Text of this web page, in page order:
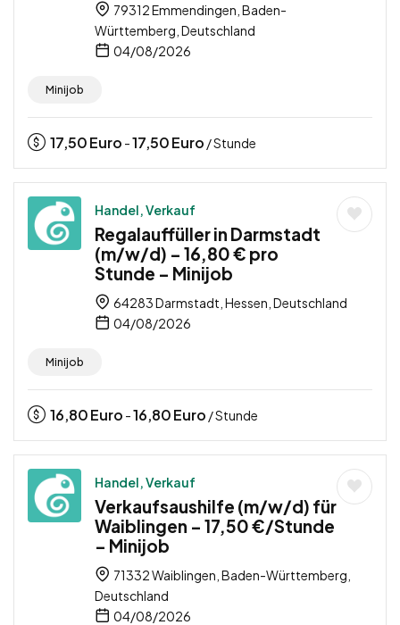
79312 Emmendingen, Baden-
Württemberg, Deutschland
04/08/2026
Minijob
17,50Euro -17,50Euro / Stunde
Handel, Verkauf
Regalauffüller in Darmstadt
(m/w/d) – 16,80 € pro
Stunde – Minijob
64283 Darmstadt, Hessen, Deutschland
04/08/2026
Minijob
16,80Euro -16,80Euro / Stunde
Handel, Verkauf
Verkaufsaushilfe (m/w/d) für
Waiblingen – 17,50 €/Stunde
– Minijob
71332 Waiblingen, Baden-Württemberg,
Deutschland
04/08/2026